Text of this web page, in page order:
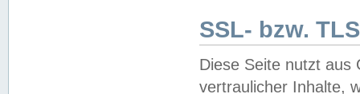
SSL- bzw.
Diese Seite nutzt aus
vertraulicher Inhalte,